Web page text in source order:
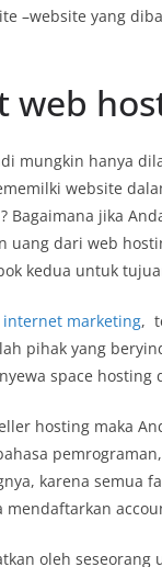
–website yang
web
mungkin hanya
website
Bagaimana jika
uang dari web
kedua untuk
internet marketing,
pihak yang
space
hosting maka
karena semua
mendaftarkan
oleh